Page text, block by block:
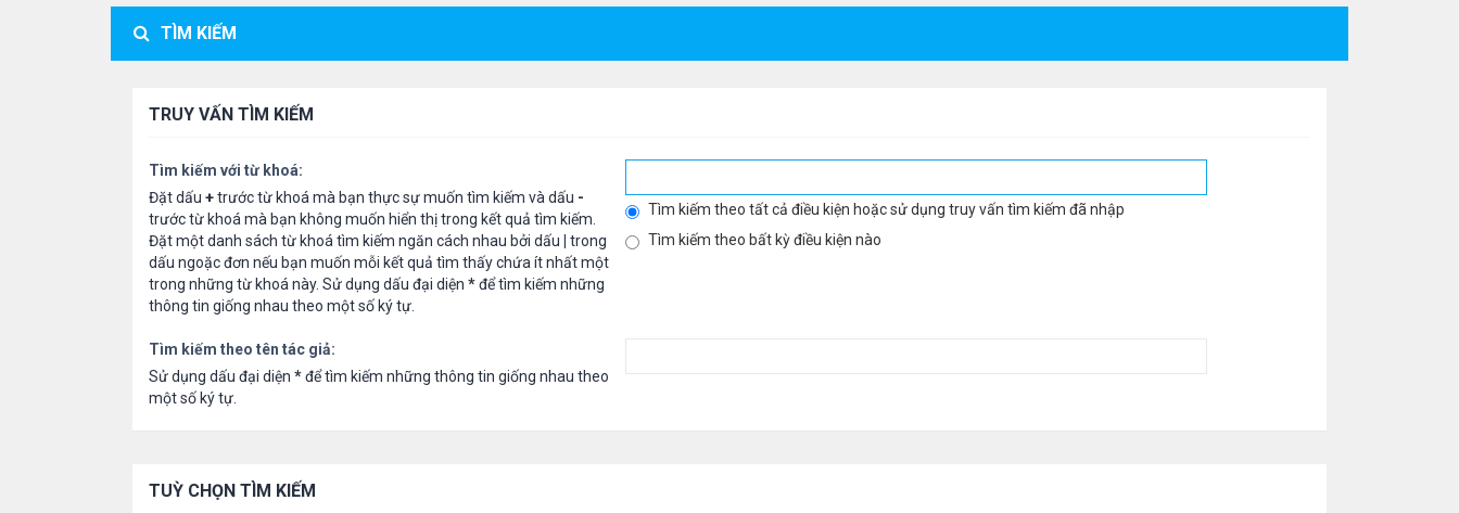
TÌM KIẾM
TRUY VẤN TÌM KIẾM
Tìm kiếm với từ khoá:
Đặt dấu +trước từ khoá mà bạn thực sự muốn tìm kiếm và dấu -
trước từ khoá mà bạn không muốn hiển thị trong kết quả tìm kiếm.
Đặt một danh sách từ khoá tìm kiếm ngăn cách nhau bởi dấu
trong
dấu ngoặc đơn nếu bạn muốn mỗi kết quả tìm thấy chứa ít nhất một
trong những từ khoá này. Sử dụng dấu đại diện *để tìm kiếm những
thông tin giống nhau theo một số ký tự.
Tìm kiếm theo tất cả điều kiện hoặc sử dụng truy vấn tìm kiếm đã nhập
Tìm kiếm theo bất kỳ điều kiện nào
Tìm kiếm theo tên tác giả:
Sử dụng dấu đại diện *để tìm kiếm những thông tin giống nhau theo
một số ký tự.
TUỲ CHỌN TÌM KIẾM